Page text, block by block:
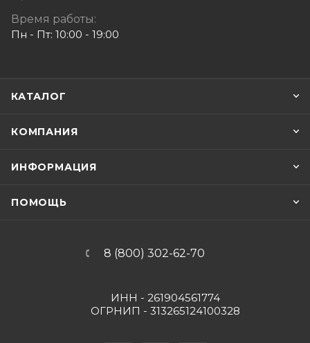
Время работы:
Пн - Пт: 10:00 - 19:00
КАТАЛОГ
КОМПАНИЯ
ИНФОРМАЦИЯ
ПОМОЩЬ
8 (800) 302-62-70
ИНН - 261904561774
ОГРНИП - 313265124100328